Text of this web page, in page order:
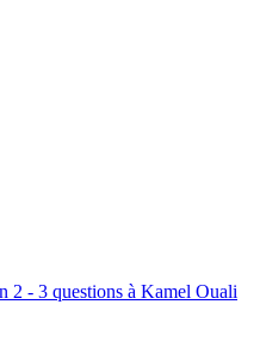
2 - 3 questions à Kamel Ouali